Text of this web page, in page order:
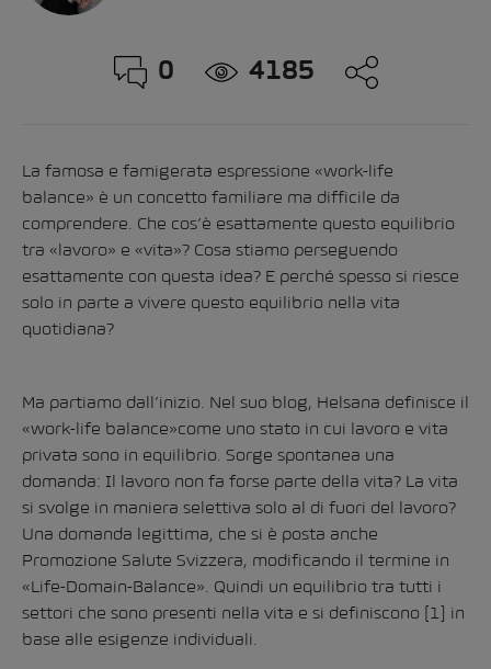
0 4185
La famosa e famigerata espressione «work-life
balance» è un concetto familiare ma difficile da
comprendere. Che cos’è esattamente questo equilibrio
tra «lavoro» e «vita»? Cosa stiamo perseguendo
esattamente con questa idea? E perché spesso si riesce
solo in parte a vivere questo equilibrio nella vita
quotidiana?
Ma partiamo dall’inizio. Nel suo blog, Helsana definisce il
«work-life balance»come uno stato in cui lavoro e vita
privata sono in equilibrio. Sorge spontanea una
domanda: Il lavoro non fa forse parte della vita? La vita
si svolge in maniera selettiva solo al di fuori del lavoro?
Una domanda legittima, che si è posta anche
Promozione Salute Svizzera, modificando il termine in
«Life-Domain-Balance». Quindi un equilibrio tra tutti i
settori che sono presenti nella vita e si definiscono [1] in
base alle esigenze individuali.